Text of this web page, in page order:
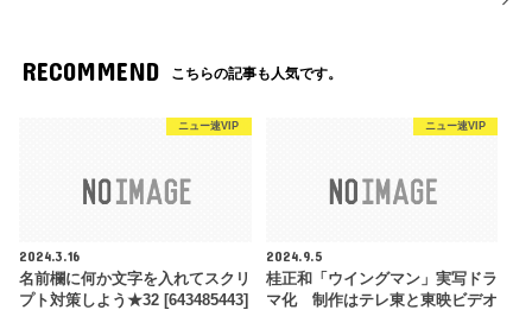
RECOMMEND こちらの記事も人気です。
ニュー速VIP
2024.3.16
名前欄に何か文字を入れてスクリ
プト対策しよう★32 [643485443]
ニュー速VIP
2024.9.5
桂正和「ウイングマン」実写ドラ
マ化 制作はテレ東と東映ビデオ